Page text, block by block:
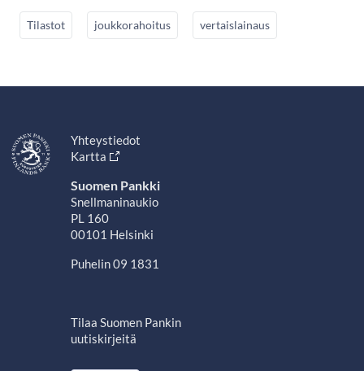
Tilastot joukkorahoitus vertaislainaus
Yhteystiedot
Kartta
Suomen Pankki
Snellmaninaukio
PL 160
00101 Helsinki
Puhelin 09 1831
Tilaa Suomen Pankin
uutiskirjeitä